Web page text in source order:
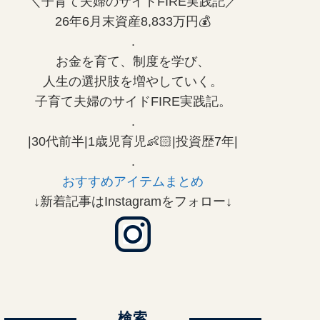
26年6月末資産8,833万円💰
.
お金を育て、制度を学び、
人生の選択肢を増やしていく。
子育て夫婦のサイドFIRE実践記。
.
|30代前半|1歳児育児👶🏻|投資歴7年|
.
おすすめアイテムまとめ
↓新着記事はInstagramをフォロー↓